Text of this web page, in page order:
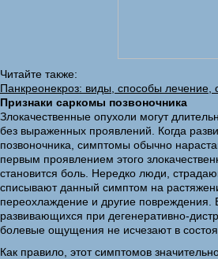
Читайте также:
Панкреонекроз: виды, способы лечение,
Признаки саркомы позвоночника
Злокачественные опухоли могут
без выраженных проявлений. Когда
позвоночника, симптомы обычно
первым проявлением этого
становится боль. Нередко люди,
списывают данный симптом на
переохлаждение и другие повреждения.
развивающихся при дегенеративно-
болевые ощущения не исчезают в
Как правило, этот симптомов